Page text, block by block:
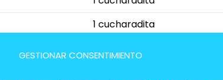
GESTIONAR CONSENTIMIENTO
1 cucharadita